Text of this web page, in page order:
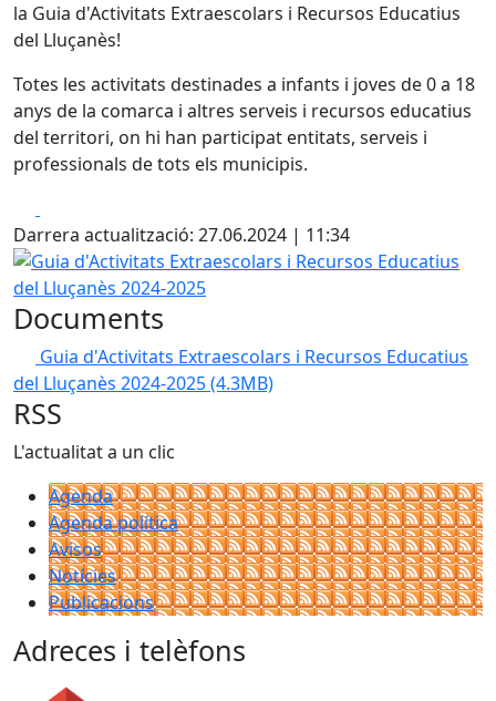
la Guia d'Activitats Extraescolars i Recursos Educatius
del Lluçanès!
Totes les activitats destinades a infants i joves de 0 a 18
anys de la comarca i altres serveis i recursos educatius
del territori, on hi han participat entitats, serveis i
professionals de tots els municipis.
Darrera actualització: 27.06.2024 | 11:34
Guia d'Activitats Extraescolars i Recursos Educatius del
Documents
Guia d'Activitats Extraescolars i Recursos Educatius
del Lluçanès 2024-2025(4.3MB)
RSS
L'actualitat a un clic
Agenda
Agenda política
Avisos
Notícies
Publicacions
Adreces i telèfons